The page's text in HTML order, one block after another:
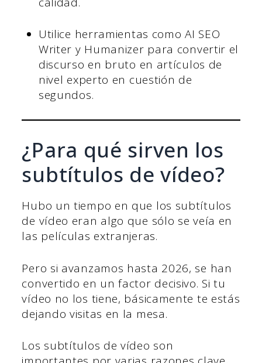
Utilice herramientas como AI SEO
Writer y Humanizer para convertir el
discurso en bruto en artículos de
nivel experto en cuestión de
segundos.
¿Para qué sirven los
subtítulos de vídeo?
Hubo un tiempo en que los subtítulos
de vídeo eran algo que sólo se veía en
las películas extranjeras.
Pero si avanzamos hasta 2026, se han
convertido en un factor decisivo. Si tu
vídeo no los tiene, básicamente te estás
dejando visitas en la mesa.
Los subtítulos de vídeo son